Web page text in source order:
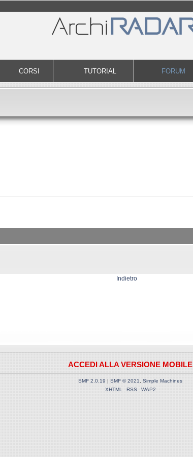
CORSI TUTORIAL FORUM
Indietro
ACCEDI ALLA VERSIONE MOBILE
SMF 2.0.19 | SMF © 2021
Simple Machines
XHTML
RSS WAP2